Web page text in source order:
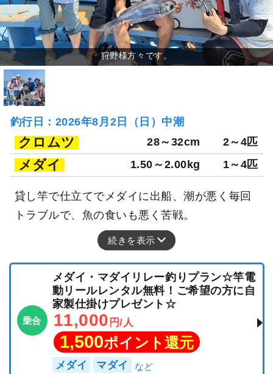
釣行日：2026年8月2日（日）中潮
クロムツ 28～32cm 2～4匹
メダイ 1.50～2.00kg 1～4匹
貸し竿で仕立てでメダイに出船、潮が悪く毎回
トラブルで、魚の食いも悪く苦戦。
続きを表示
乗合
メダイ・マダイリレー釣りプラン☆竿電
動リールレンタル無料！ご希望の方に自
家製仕掛けプレゼント☆
11,000 円/人
1,500ポイント還元
メダイ マダイ